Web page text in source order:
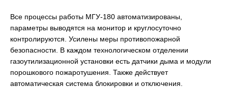
Все процессы работы МГУ-180 автоматизированы,
параметры выводятся на монитор и круглосуточно
контролируются. Усилены меры противопожарной
безопасности. В каждом технологическом отделении
газоутилизационной установки есть датчики дыма и модули
порошкового пожаротушения. Также действует
автоматическая система блокировки и отключения.